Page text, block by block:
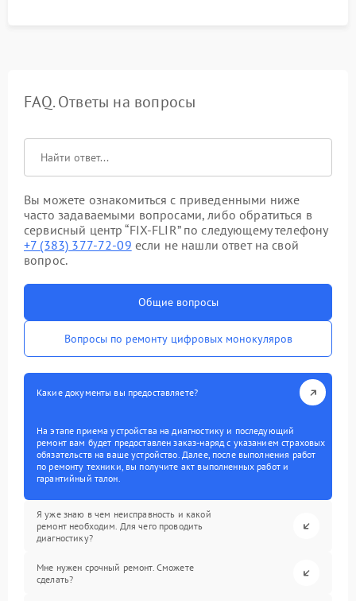
FAQ. Ответы на вопросы
Вы можете ознакомиться с приведенными ниже
часто задаваемыми вопросами, либо обратиться в
сервисный центр “FIX-FLIR” по следующему телефону
+7 (383) 377-72-09 если не нашли ответ на свой
вопрос.
Общие вопросы
Вопросы по ремонту цифровых монокуляров
Какие документы вы предоставляете?
На этапе приема устройства на диагностику и последующий
ремонт вам будет предоставлен заказ-наряд с указанием страховых
обязательств на ваше устройство. Далее, после выполнения работ
по ремонту техники, вы получите акт выполненных работ и
гарантийный талон.
Я уже знаю в чем неисправность и какой
ремонт необходим. Для чего проводить
диагностику?
Мне нужен срочный ремонт. Сможете
сделать?